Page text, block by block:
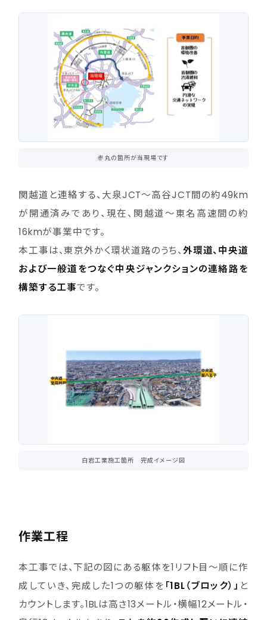
赤丸の箇所が当現場です
関越道と連絡する、大泉JCT～高谷JCT間の約49km
が開通済みであり、現在、関越道～東名高速間の約
16kmが事業中です。
本工事は、東京外かく環状道路のうち、外環道、中央道
および一般道をつなぐ中央ジャンクションの連絡路を
構築する工事です。
白岩工業施工箇所 完成イメージ図
作業工程
本工事では、下記の図にある躯体を1リフト目～順に作
成していき、完成した1つの躯体を 「1BL（ブロック）」 と
カウントします。1BLは高さ13メートル・横幅12メートル・